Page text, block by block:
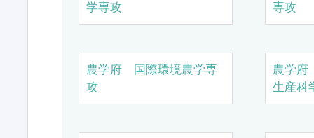
学専攻
専攻
農学府 国際環境農学専
攻
農学
生産科